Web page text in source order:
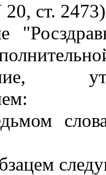
ст.